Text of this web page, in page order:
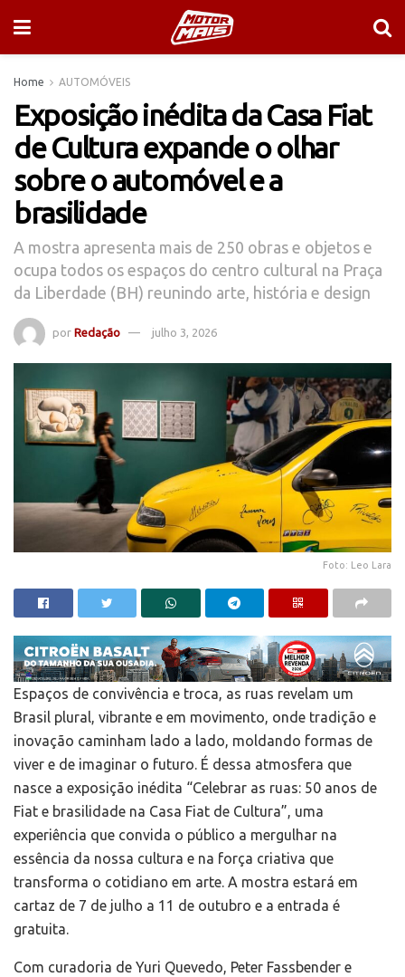
Home AUTOMÓVEIS
Exposição inédita da Casa Fiat
de Cultura expande o olhar
sobre o automóvel e a
brasilidade
A mostra apresenta mais de 250 obras e objetos e
ocupa todos os espaços do centro cultural na Praça
da Liberdade (BH) reunindo arte, história e design
por Redação julho 3, 2026
Foto: Leo Lara
Espaços de convivência e troca, as ruas revelam um
Brasil plural, vibrante e em movimento, onde tradição e
inovação caminham lado a lado, moldando formas de
viver e de imaginar o futuro. É dessa atmosfera que
nasce a exposição inédita “Celebrar as ruas: 50 anos de
Fiat e brasilidade na Casa Fiat de Cultura”, uma
experiência que convida o público a mergulhar na
essência da nossa cultura e na força criativa que
transforma o cotidiano em arte. A mostra estará em
cartaz de 7 de julho a 11 de outubro e a entrada é
gratuita.
Com curadoria de Yuri Quevedo, Peter Fassbender e